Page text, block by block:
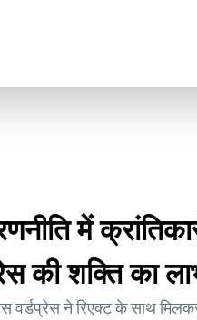
में
की शक्ति का
ने रिएक्ट के साथ